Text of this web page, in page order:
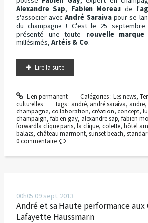
Alexandre Sap, Fabien Moreau de l'
s'associer avecAndré Saraivapour se
du champagne ! C'est le 25
présenté une toute nouvelle marque
millésimés, Artéis & Co.
Lire la suite
Lien permanent Catégories : Les news,
culturelles
Tags : andré, andré saraiva, andre,
champagne, collaboration, création, concept,
champaign, fabien gay, alexandre sap, fabien
forwardla clique paris, la clique, colette, hôtel
balazs, château marmont, sunset beach,
0 commentaire
00h05 09 sept. 2013
André et sa Haute performance aux
Lafayette Haussmann